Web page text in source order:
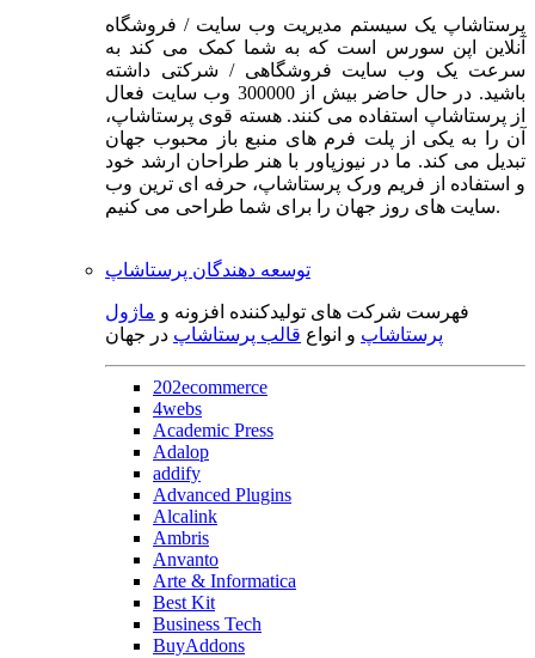
پرستاشاپ یک سیستم مدیریت وب سایت / فروشگاه
آنلاین اپن سورس است که به شما کمک می کند به
سرعت یک وب سایت فروشگاهی / شرکتی داشته
باشید. در حال حاضر بیش از 300000 وب سایت فعال
از پرستاشاپ استفاده می کنند. هسته قوی پرستاشاپ،
آن را به یکی از پلت فرم های منبع باز محبوب جهان
تبدیل می کند. ما در نیوزپاور با هنر طراحان ارشد خود
و استفاده از فریم ورک پرستاشاپ، حرفه ای ترین وب
سایت های روز جهان را برای شما طراحی می کنیم.
توسعه دهندگان پرستاشاپ
فهرست شرکت های تولیدکننده افزونه و ماژول
پرستاشاپ و انواع قالب پرستاشاپ در جهان
202ecommerce
4webs
Academic Press
Adalop
addify
Advanced Plugins
Alcalink
Ambris
Anvanto
Arte & Informatica
Best Kit
Business Tech
BuyAddons